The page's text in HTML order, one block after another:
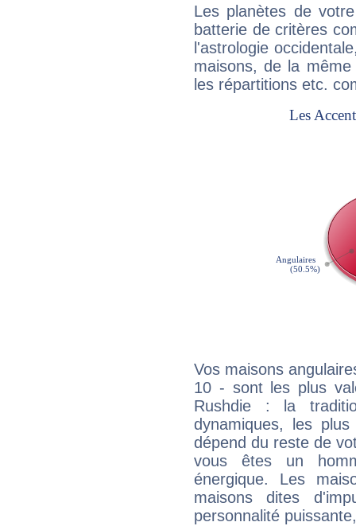
Les planètes de
batterie de critères
l'astrologie
maisons, de la
les répartitions etc.
Vos maisons
10 - sont les plus
Rushdie : la
dynamiques, les
dépend du reste de
vous êtes un
énergique. Les
maisons dites
personnalité